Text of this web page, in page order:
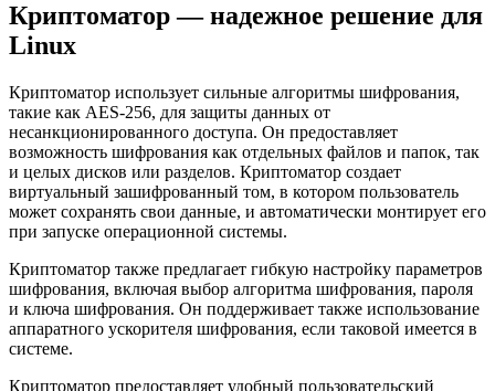
Криптоматор — надежное решение для
Linux
Криптоматор использует сильные алгоритмы шифрования,
такие как AES-256, для защиты данных от
несанкционированного доступа. Он предоставляет
возможность шифрования как отдельных файлов и папок, так
и целых дисков или разделов. Криптоматор создает
виртуальный зашифрованный том, в котором пользователь
может сохранять свои данные, и автоматически монтирует его
при запуске операционной системы.
Криптоматор также предлагает гибкую настройку параметров
шифрования, включая выбор алгоритма шифрования, пароля
и ключа шифрования. Он поддерживает также использование
аппаратного ускорителя шифрования, если таковой имеется в
системе.
Криптоматор предоставляет удобный пользовательский